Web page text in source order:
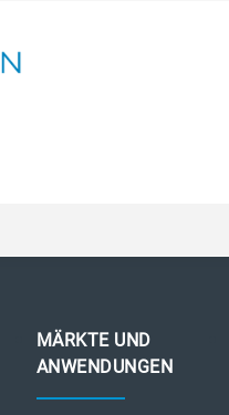
MÄRKTE UND
ANWENDUNGEN